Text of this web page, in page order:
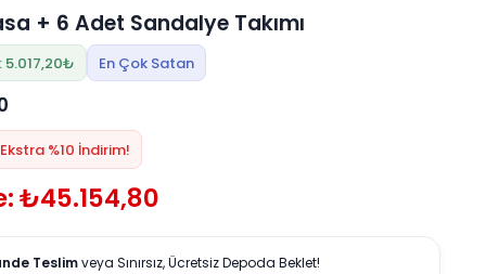
+ 6 Adet Sandalye Takımı
5.017,20₺ En Çok Satan
%10 İndirim!
₺45.154,80
Teslimveya Sınırsız, Ücretsiz Depoda Beklet!